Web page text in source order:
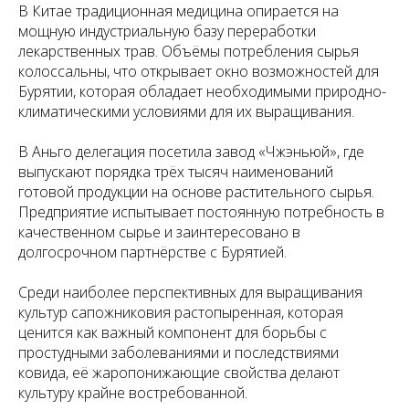
В Китае традиционная медицина опирается на
мощную индустриальную базу переработки
лекарственных трав. Объёмы потребления сырья
колоссальны, что открывает окно возможностей для
Бурятии, которая обладает необходимыми природно-
климатическими условиями для их выращивания.
В Аньго делегация посетила завод «Чжэньюй», где
выпускают порядка трёх тысяч наименований
готовой продукции на основе растительного сырья.
Предприятие испытывает постоянную потребность в
качественном сырье и заинтересовано в
долгосрочном партнёрстве с Бурятией.
Среди наиболее перспективных для выращивания
культур сапожниковия растопыренная, которая
ценится как важный компонент для борьбы с
простудными заболеваниями и последствиями
ковида, её жаропонижающие свойства делают
культуру крайне востребованной.